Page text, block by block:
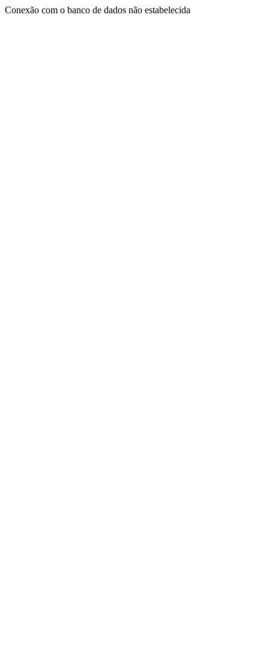
Conexão com o banco de dados não estabelecida